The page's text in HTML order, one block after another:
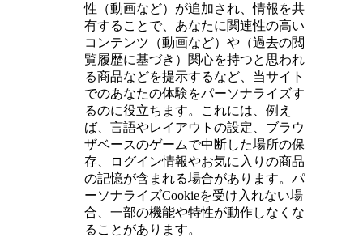
性（動画など）が追加され、情報を共
有することで、あなたに関連性の高い
コンテンツ（動画など）や（過去の閲
覧履歴に基づき）関心を持つと思われ
る商品などを提示するなど、当サイト
でのあなたの体験をパーソナライズす
るのに役立ちます。
これには、例え
ば、言語やレイアウトの設定、ブラウ
ザベースのゲームで中断した場所の保
存、ログイン情報やお気に入りの商品
の記憶が含まれる場合があります。パ
ーソナライズCookieを受け入れない場
合、一部の機能や特性が動作しなくな
ることがあります。